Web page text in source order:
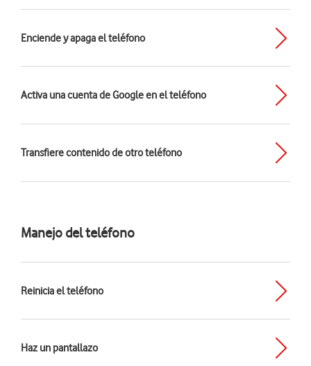
Enciende y apaga el teléfono
Activa una cuenta de Google en el teléfono
Transfiere contenido de otro teléfono
Manejo del teléfono
Reinicia el teléfono
Haz un pantallazo